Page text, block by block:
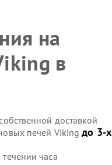
на
в
доставкой
печей Vikingдо 3-х
часа